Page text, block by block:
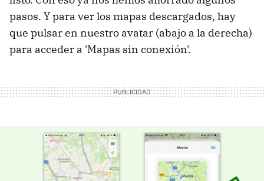
pasos. Y para ver los mapas descargados, hay
que pulsar en nuestro avatar (abajo a la derecha)
para acceder a 'Mapas sin conexión'.